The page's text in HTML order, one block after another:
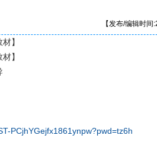
【发布/编辑时
】
】
PCjhYGejfx1861ynpw?pwd=tz6h